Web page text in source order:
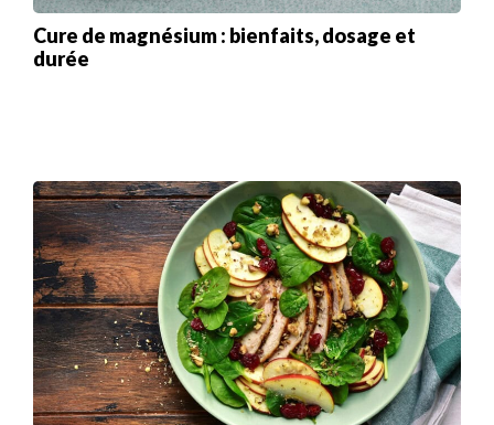
Cure de magnésium : bienfaits, dosage et
durée